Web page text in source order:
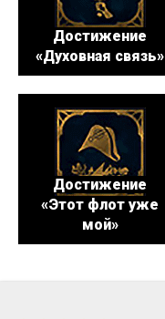
Достижение
«Духовная связь»
Достижение
«Этот флот уже
мой»